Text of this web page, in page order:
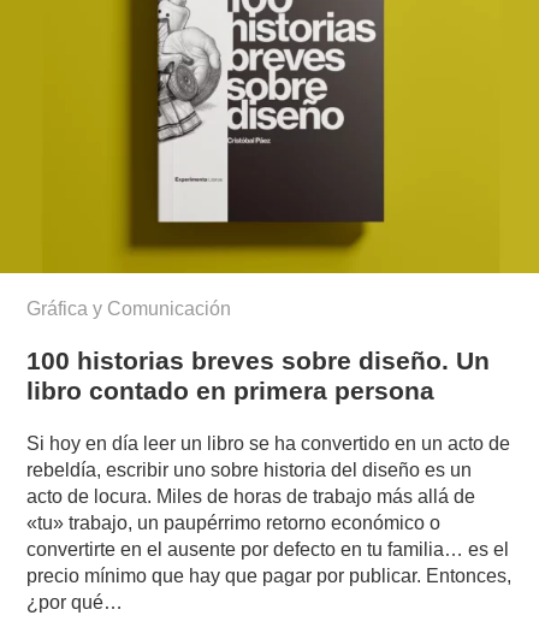
Gráfica y Comunicación
100 historias breves sobre diseño. Un
libro contado en primera persona
Si hoy en día leer un libro se ha convertido en un acto de
rebeldía, escribir uno sobre historia del diseño es un
acto de locura. Miles de horas de trabajo más allá de
«tu» trabajo, un paupérrimo retorno económico o
convertirte en el ausente por defecto en tu familia… es el
precio mínimo que hay que pagar por publicar. Entonces,
¿por qué…